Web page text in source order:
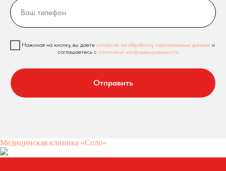
Нажимая на кнопку, вы даете согласие на обработку персональных данных и
соглашаетесь c политикой конфиденциальности
Отправить
Медицинская клиника «Соло»